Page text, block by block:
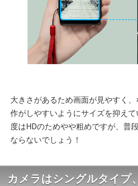
大きさがあるため画面が見やすく
作がしやすいようにサイズを抑え
度はHDのためやや粗めですが、普
ならないでしょう！
カメラはシングルタイプ